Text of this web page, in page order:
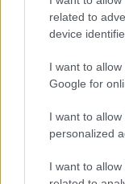
related to
device
I want to
Google for
I want to
personalized
I want to
Investeren 24
NL Newz